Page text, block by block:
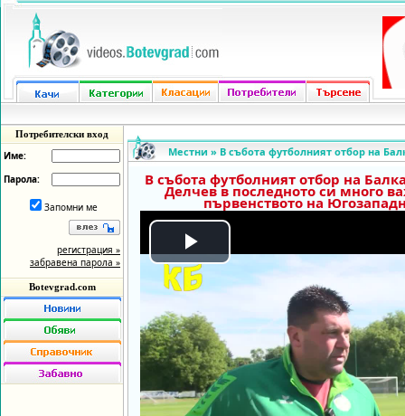
Потребителски вход
Име:
Парола:
Запомни ме
регистрация »
забравена парола »
Botevgrad.com
Местни » В събота футболният отбор на
В събота футболният отбор на
Делчев в последното си много
първенството на
Play